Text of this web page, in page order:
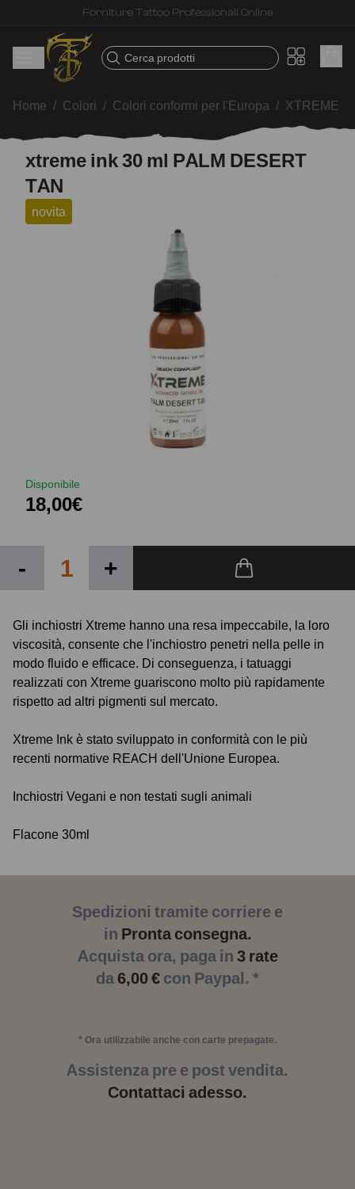
Spedizione veloce – Prodotti selezionati per tatuatori
Cerca prodotti
Home / Colori / Colori conformi per l'Europa / XTREME
xtreme ink 30 ml PALM DESERT
TAN
novita
Disponibile
18,00€
- +
Gli inchiostri Xtreme hanno una resa impeccabile, la loro
viscosità, consente che l'inchiostro penetri nella pelle in
modo fluido e efficace. Di conseguenza, i tatuaggi
realizzati con Xtreme guariscono molto più rapidamente
rispetto ad altri pigmenti sul mercato.
Xtreme Ink è stato sviluppato in conformità con le più
recenti normative REACH dell'Unione Europea.
Inchiostri Vegani e non testati sugli animali
Flacone 30ml
Spedizioni tramite corriere e
in Pronta consegna.
Acquista ora, paga in 3 rate
da6,00 € con Paypal. *
* Ora utilizzabile anche con carte prepagate.
Assistenza pre e post vendita.
Contattaci adesso.